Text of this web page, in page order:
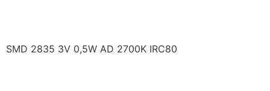
SMD 2835 3V 0,5W AD 2700K IRC80